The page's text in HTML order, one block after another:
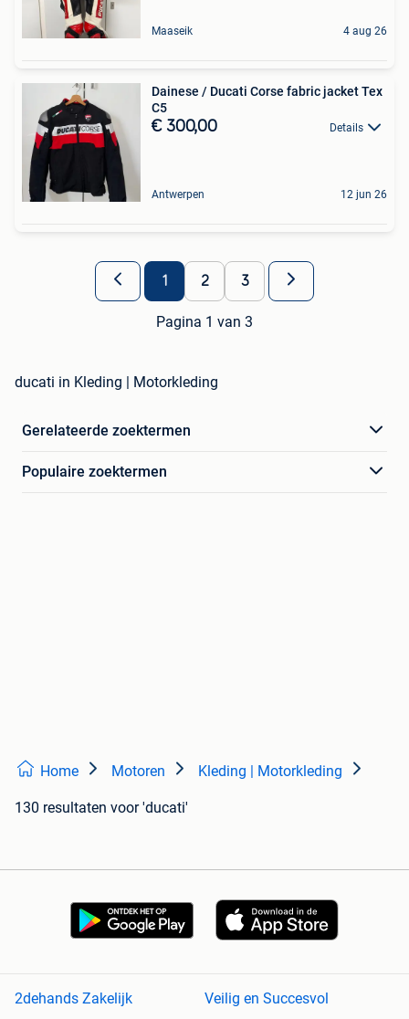
Maaseik 4 aug 26
Dainese / Ducati Corse fabric jacket Tex
C5
€ 300,00 Details
Antwerpen 12 jun 26
1 2 3
Pagina 1 van 3
ducati in Kleding | Motorkleding
Gerelateerde zoektermen
Populaire zoektermen
Home Motoren Kleding | Motorkleding
130 resultaten voor 'ducati'
2dehands Zakelijk Veilig en Succesvol